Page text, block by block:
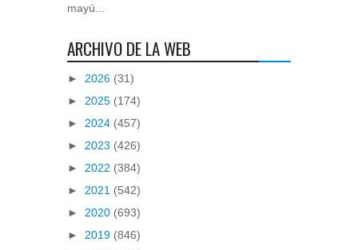
mayú...
ARCHIVO DE LA WEB
► 2026 (31)
► 2025 (174)
► 2024 (457)
► 2023 (426)
► 2022 (384)
► 2021 (542)
► 2020 (693)
► 2019 (846)